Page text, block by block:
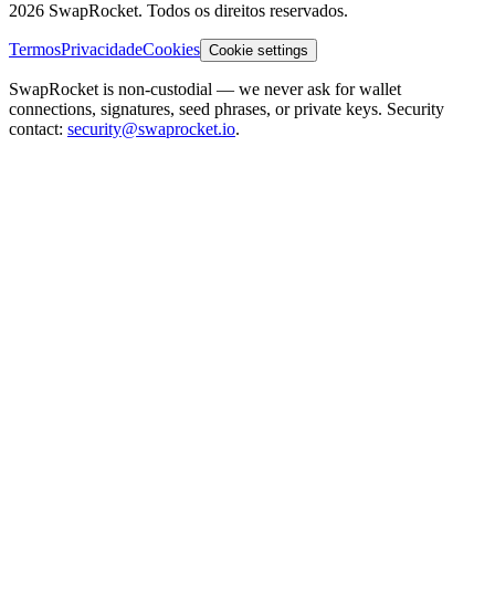
2026 SwapRocket. Todos os direitos reservados.
TermosPrivacidadeCookies Cookie settings
SwapRocket is non-custodial — we never ask for wallet
connections, signatures, seed phrases, or private keys. Security
contact: security@swaprocket.io.